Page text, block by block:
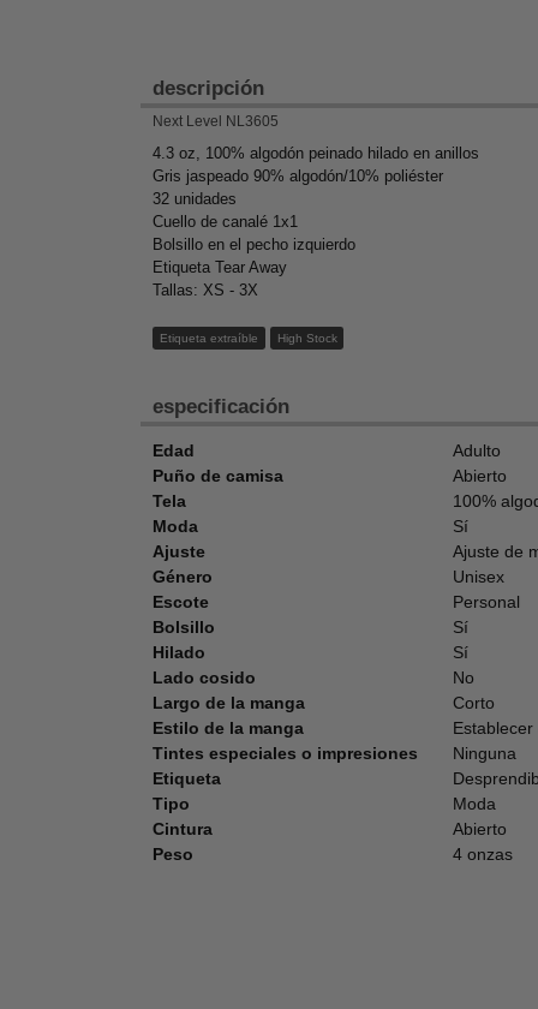
descripción
Next Level NL3605
4.3 oz, 100% algodón peinado hilado en anillos
Gris jaspeado 90% algodón/10% poliéster
32 unidades
Cuello de canalé 1x1
Bolsillo en el pecho izquierdo
Etiqueta Tear Away
Tallas: XS - 3X
Etiqueta extraíble High Stock
especificación
Edad
Adulto
Puño de camisa
Abierto
Tela
100%
Moda
Sí
Ajuste
Ajuste de
Género
Unisex
Escote
Personal
Bolsillo
Sí
Hilado
Sí
Lado cosido
No
Largo de la manga
Corto
Estilo de la manga
Establecer
Tintes especiales o impresiones
Ninguna
Etiqueta
Tipo
Moda
Cintura
Abierto
Peso
4 onzas